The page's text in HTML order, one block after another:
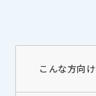
こんな方向け